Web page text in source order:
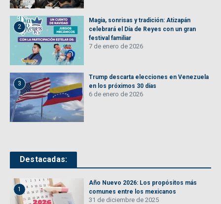
2
Magia, sonrisas y tradición: Atizapán
celebrará el Día de Reyes con un gran
festival familiar
7 de enero de 2026
3
Trump descarta elecciones en Venezuela
en los próximos 30 días
6 de enero de 2026
Destacadas:
1
Año Nuevo 2026: Los propósitos más
comunes entre los mexicanos
31 de diciembre de 2025